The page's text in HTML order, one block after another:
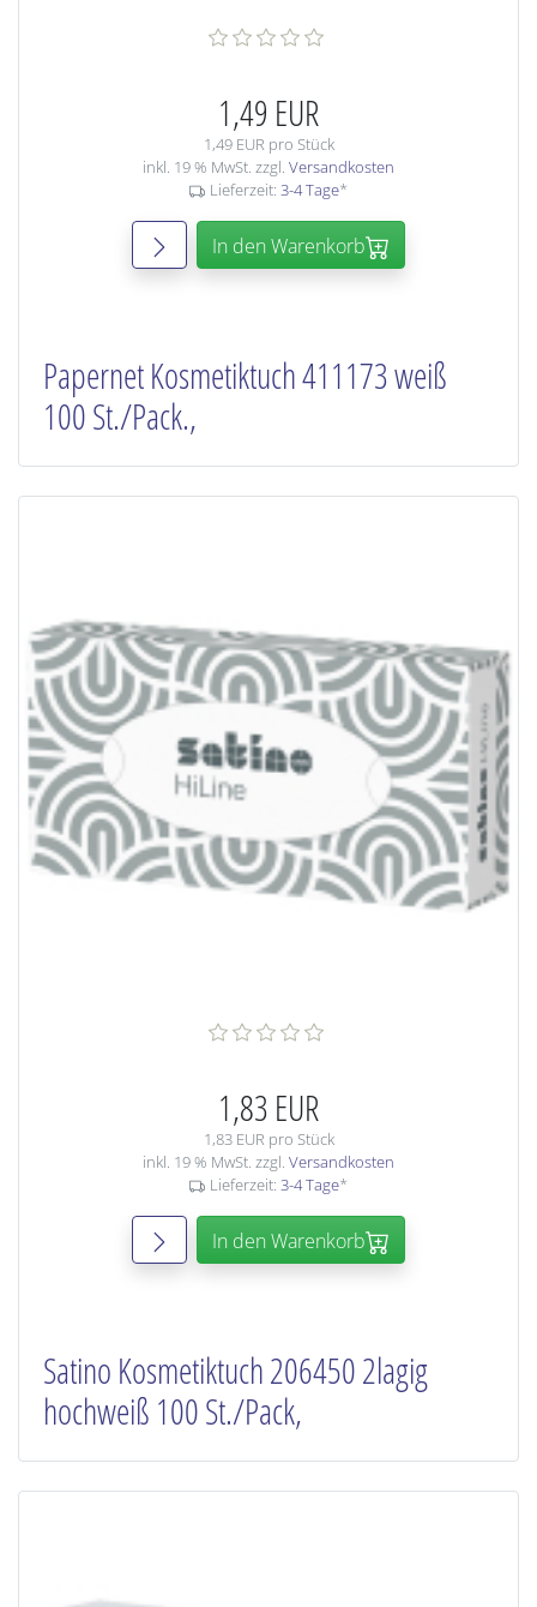
1,49 EUR
1,49 EUR pro Stück
inkl. 19 % MwSt. zzgl. Versandkosten
Lieferzeit: 3-4 Tage*
In den Warenkorb
Papernet Kosmetiktuch 411173 weiß
100 St./Pack.,
1,83 EUR
1,83 EUR pro Stück
inkl. 19 % MwSt. zzgl. Versandkosten
Lieferzeit: 3-4 Tage*
In den Warenkorb
Satino Kosmetiktuch 206450 2lagig
hochweiß 100 St./Pack,